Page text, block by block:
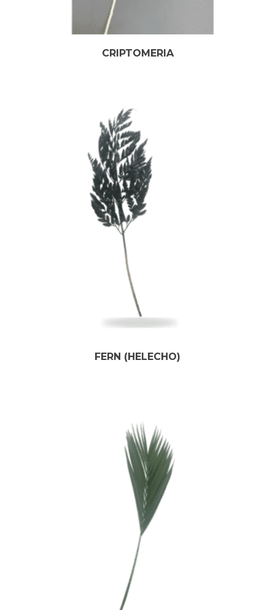
CRIPTOMERIA
FERN (HELECHO)